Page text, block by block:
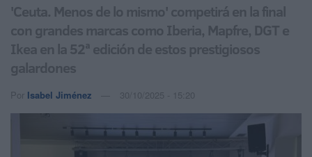
'Ceuta. Menos de lo mismo' competirá en la final
con grandes marcas como Iberia, Mapfre, DGT e
Ikea en la 52ª edición de estos prestigiosos
galardones
Por Isabel Jiménez 30/10/2025 - 15:20